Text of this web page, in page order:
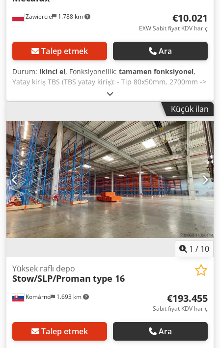
Zawiercie 1.788 km €10.021
EXW Sabit fiyat KDV hariç
Talep etmek Ara
Durum: ikinci el, Fonksiyonellik: tamamen fonksiyonel,
Yatay kiriş TBS (TBS yatay kiriş): - Tip 80x50mm, 2700mm ->
162 adet - Tip 100x50mm, 2700mm -> 180 adet - Tip
120x50mm, 270mm -> 80 adet Şasi direkleri (Şasi direği): -
Tip 80x70mm, 3000mm -> 0 adet - Tip 80x70mm, 6500mm -
> 4 adet - Tip 80x70mm, 8000mm -> 2 adet - Tip
100x70mm, 7000mm -> 14 adet Direk şasi koruması (Direk
şasi koruması): - Tip 400-s, 80mm -> 4 adet - Tip 400-s,
100mm -> 6 adet Palet tamponu (Palet tamponu): - Tip
100x50mm, 2700mm -> 38 adet Örgü dolgu (Örgü dolgu): -
Tip 1120x860mm -> 500 adet Çapraz kirişler (Çapraz
kirişler): - Tip eğimli, 40mm -> 50 adet - Tip eğimli, 70mm -
> 70 adet - Tip yatay, 40mm -> 8 adet - Tip yatay, 70mm ->
15 adet Credpfx Afjzqt Ndj Hsf
Küçük ilan
1 / 10
Komárno 1.693 km
Yüksek raflı depo
Stow/SLP/Proman type 16
€193.455
Sabit fiyat KDV hariç
Talep etmek Ara